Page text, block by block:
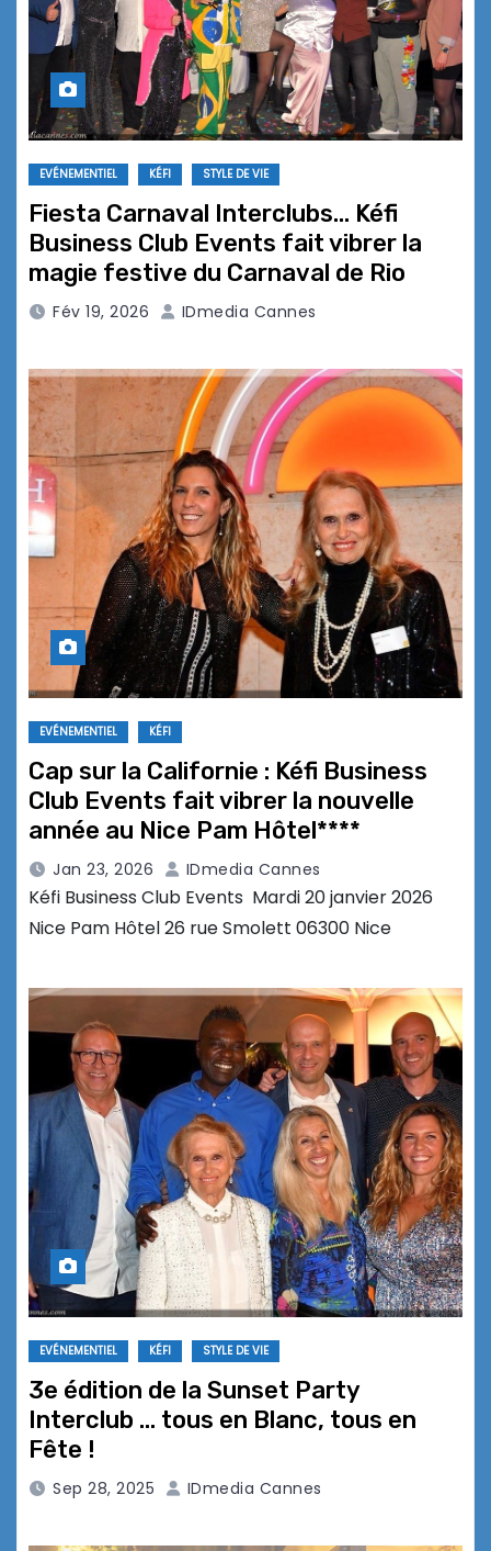
EVÉNEMENTIEL KÉFI STYLE DE VIE
Fiesta Carnaval Interclubs… Kéfi
Business Club Events fait vibrer la
magie festive du Carnaval de Rio
Fév 19, 2026 IDmedia Cannes
EVÉNEMENTIEL KÉFI
Cap sur la Californie : Kéfi Business
Club Events fait vibrer la nouvelle
année au Nice Pam Hôtel****
Jan 23, 2026 IDmedia Cannes
Kéfi Business Club Events Mardi 20 janvier 2026
Nice Pam Hôtel 26 rue Smolett 06300 Nice
EVÉNEMENTIEL KÉFI STYLE DE VIE
3e édition de la Sunset Party
Interclub … tous en Blanc, tous en
Fête !
Sep 28, 2025 IDmedia Cannes